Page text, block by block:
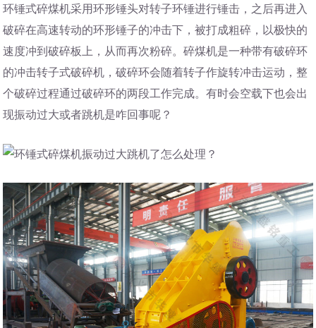
环锤式碎煤机采用环形锤头对转子环锤进行锤击，之后再进入
破碎在高速转动的环形锤子的冲击下，被打成粗碎，以极快的
速度冲到破碎板上，从而再次粉碎。碎煤机是一种带有破碎环
的冲击转子式破碎机，破碎环会随着转子作旋转冲击运动，整
个破碎过程通过破碎环的两段工作完成。有时会空载下也会出
现振动过大或者跳机是咋回事呢？